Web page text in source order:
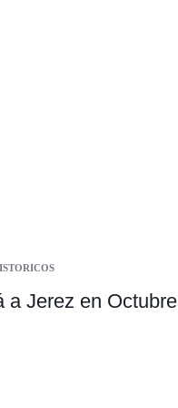
a Jerez en Octubre